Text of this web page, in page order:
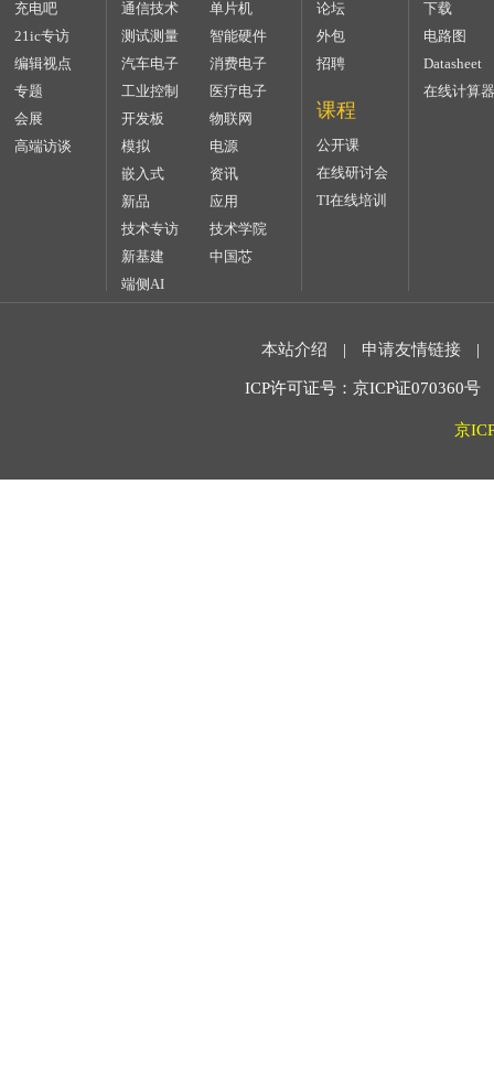
充电吧
21ic专访
编辑视点
专题
会展
高端访谈
通信技术
单片机
测试测量
智能硬件
汽车电子
消费电子
工业控制
医疗电子
开发板
物联网
模拟
电源
嵌入式
资讯
新品
应用
技术专访
技术学院
新基建
中国芯
端侧AI
论坛
外包
招聘
课程
公开课
在线研讨会
TI在线培训
下载
电路图
Datasheet
在线计算器
本站介绍 | 申请友情链接 |
ICP许可证号：京ICP证070360
京